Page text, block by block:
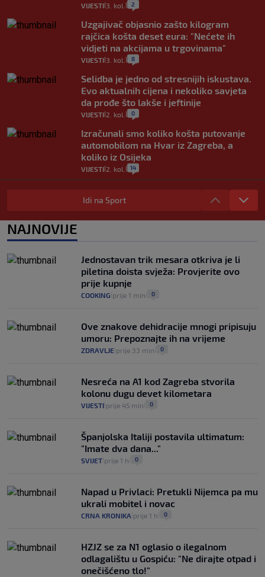
VIJESTI 3. kol. 2
Uzgajivač objasnio zašto kilogram
rajčica košta deset eura: "Nećete ih
vidjeti na akcijama u trgovinama"
VIJESTI 3. kol. 8
Selidba je jedno od stresnijih iskustava.
Evo aktualnih cijena i nekoliko savjeta
da prođe što lakše i jeftinije
VIJESTI 2. kol. 0
Izračunali smo koliko košta putovanje
automobilom na Hvar iz Zagreba, a
koliko iz Osijeka
VIJESTI 2. kol. 14
"Kći je otišla na more, a zaboravila
zdravstvenu iskaznicu". Kakva su prava
pacijenata izvan mjesta prebivališta?
1
junaci naših priča budu oni koji pomažu,
a ne oni koji su pobijedili nekoga"
VIJESTI 2
Idi na Sport
NAJNOVIJE
Jednostavan trik mesara otkriva je li
piletina doista svježa: Provjerite ovo
prije kupnje
COOKING prije 1 min 0
Ove znakove dehidracije mnogi pripisuju
umoru: Prepoznajte ih na vrijeme
ZDRAVLJE prije 33 min 0
Nesreća na A1 kod Zagreba stvorila
kolonu dugu devet kilometara
VIJESTI prije 45 min 0
Španjolska Italiji postavila ultimatum:
"Imate dva dana..."
SVIJET prije 1 h 0
Napad u Privlaci: Pretukli Nijemca pa mu
ukrali mobitel i novac
CRNA KRONIKA prije 1 h 0
HZJZ se za N1 oglasio o ilegalnom
odlagalištu u Gospiću: "Ne dirajte otpad i
onečišćeno tlo!"